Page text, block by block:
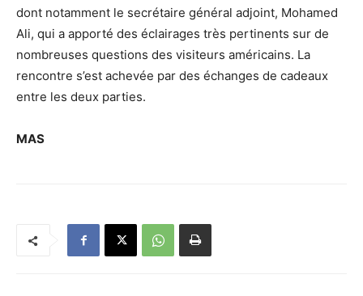
dont notamment le secrétaire général adjoint, Mohamed
Ali, qui a apporté des éclairages très pertinents sur de
nombreuses questions des visiteurs américains. La
rencontre s’est achevée par des échanges de cadeaux
entre les deux parties.
MAS